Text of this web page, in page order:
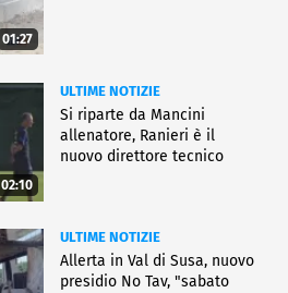
01:27
02:10
ULTIME NOTIZIE
Si riparte da Mancini
allenatore, Ranieri è il
nuovo direttore tecnico
ULTIME NOTIZIE
Allerta in Val di Susa, nuovo
presidio No Tav, "sabato